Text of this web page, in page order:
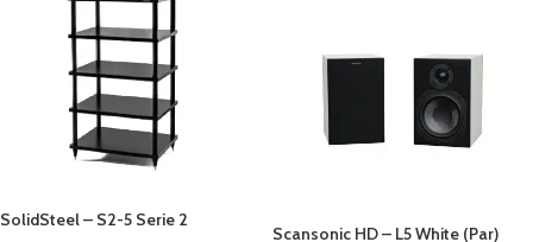
SolidSteel – S2-5 Serie 2
Scansonic HD – L5 White (Par)